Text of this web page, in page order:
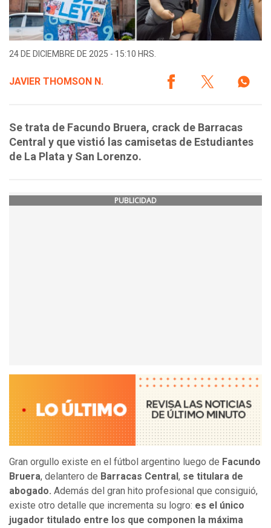
24 DE DICIEMBRE DE 2025 - 15:10 HRS.
JAVIER THOMSON N.
Se trata de Facundo Bruera, crack de Barracas
Central y que vistió las camisetas de Estudiantes
de La Plata y San Lorenzo.
PUBLICIDAD
Gran orgullo existe en el fútbol argentino luego de Facundo
Bruera, delantero de Barracas Central , se titulara de
abogado. Además del gran hito profesional que consiguió,
existe otro detalle que incrementa su logro: es el único
jugador titulado entre los que componen la máxima